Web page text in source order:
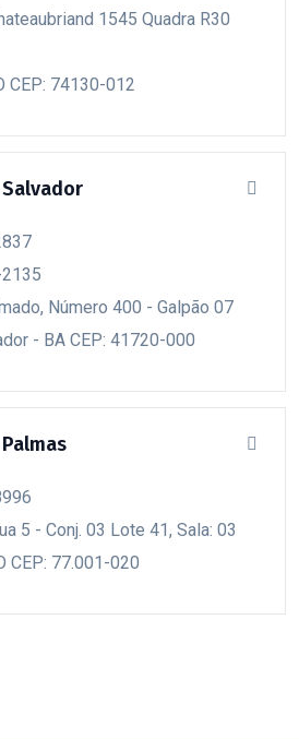
1545 Quadra R30
CEP: 74130-012
Número 400 - Galpão 07
- BA CEP: 41720-000
5 - Conj. 03 Lote 41, Sala: 03
CEP: 77.001-020